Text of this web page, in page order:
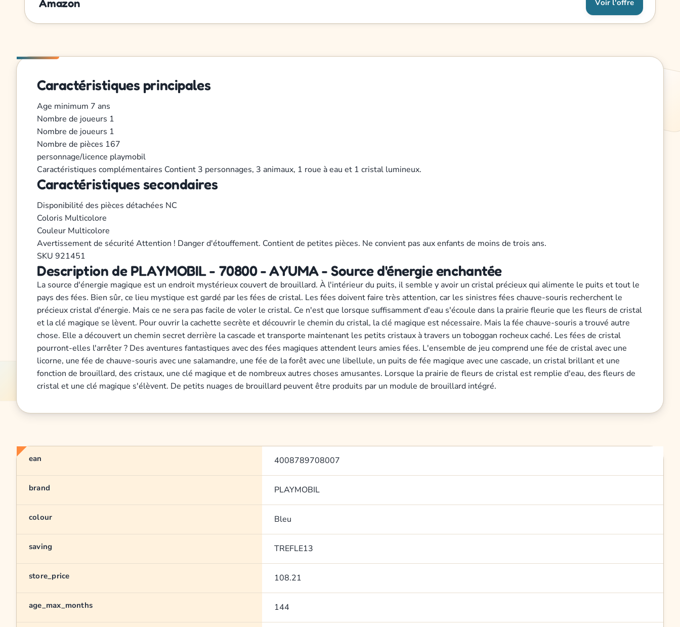
Amazon Voir l'offre
Caractéristiques principales
Age minimum 7 ans
Nombre de joueurs 1
Nombre de joueurs 1
Nombre de pièces 167
personnage/licence playmobil
Caractéristiques complémentaires Contient 3 personnages, 3 animaux, 1 roue à eau et 1 cristal lumineux.
Caractéristiques secondaires
Disponibilité des pièces détachées NC
Coloris Multicolore
Couleur Multicolore
Avertissement de sécurité Attention ! Danger d'étouffement. Contient de petites pièces. Ne convient pas aux enfants de moins de trois ans.
SKU 921451
Description de PLAYMOBIL - 70800 - AYUMA - Source d'énergie enchantée
La source d'énergie magique est un endroit mystérieux couvert de brouillard. À l'intérieur du puits, il semble y avoir un cristal précieux qui alimente le puits et tout le
pays des fées. Bien sûr, ce lieu mystique est gardé par les fées de cristal. Les fées doivent faire très attention, car les sinistres fées chauve-souris recherchent le
précieux cristal d'énergie. Mais ce ne sera pas facile de voler le cristal. Ce n'est que lorsque suffisamment d'eau s'écoule dans la prairie fleurie que les fleurs de cristal
et la clé magique se lèvent. Pour ouvrir la cachette secrète et découvrir le chemin du cristal, la clé magique est nécessaire. Mais la fée chauve-souris a trouvé autre
chose. Elle a découvert un chemin secret derrière la cascade et transporte maintenant les petits cristaux à travers un toboggan rocheux caché. Les fées de cristal
pourront-elles l'arrêter ? Des aventures fantastiques avec des fées magiques attendent leurs amies fées. L'ensemble de jeu comprend une fée de cristal avec une
licorne, une fée de chauve-souris avec une salamandre, une fée de la forêt avec une libellule, un puits de fée magique avec une cascade, un cristal brillant et une
fonction de brouillard, des cristaux, une clé magique et de nombreux autres choses amusantes. Lorsque la prairie de fleurs de cristal est remplie d'eau, des fleurs de
cristal et une clé magique s'élèvent. De petits nuages de brouillard peuvent être produits par un module de brouillard intégré.
ean 4008789708007
brand PLAYMOBIL
colour Bleu
saving TREFLE13
store_price 108.21
age_max_months 144